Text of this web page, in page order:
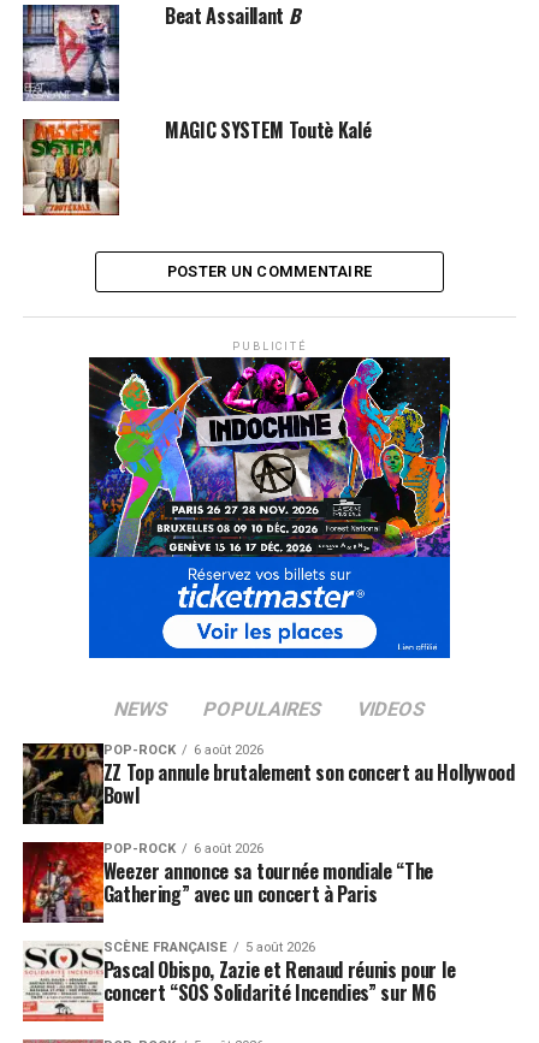
Beat Assaillant B
MAGIC SYSTEM Toutè Kalé
POSTER UN COMMENTAIRE
PUBLICITÉ
NEWS POPULAIRES VIDEOS
POP-ROCK 6 août 2026
ZZ Top annule brutalement son concert au Hollywood
Bowl
POP-ROCK 6 août 2026
Weezer annonce sa tournée mondiale “The
Gathering” avec un concert à Paris
SCÈNE FRANÇAISE 5 août 2026
Pascal Obispo, Zazie et Renaud réunis pour le
concert “SOS Solidarité Incendies” sur M6